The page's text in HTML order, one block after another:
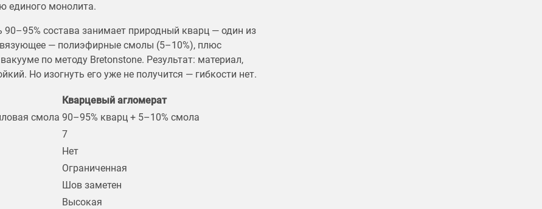
единого монолита.
состава занимает природный кварц — один из
— полиэфирные смолы (5–10%), плюс
по методу Bretonstone. Результат: материал,
Но изогнуть его уже не получится — гибкости нет.
Кварцевый агломерат
смола 90–95% кварц + 5–10% смола
7
Нет
Ограниченная
Шов заметен
Высокая